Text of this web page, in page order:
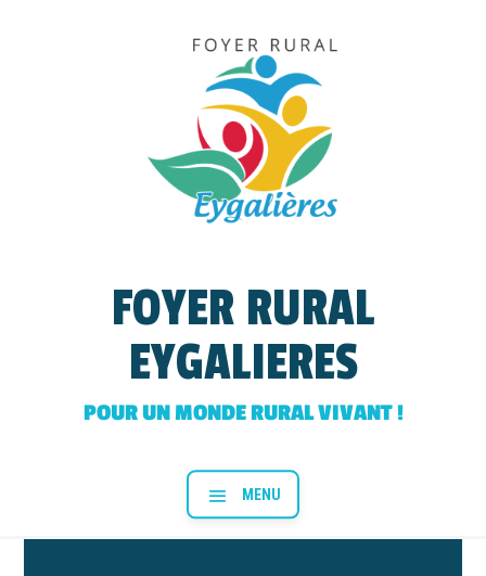
FOYER RURAL
EYGALIERES
POUR UN MONDE RURAL VIVANT !